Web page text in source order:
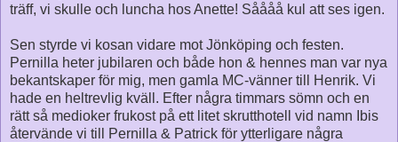
träff, vi skulle och luncha hos Anette! Såååå kul att ses igen.
Sen styrde vi kosan vidare mot Jönköping och festen.
Pernilla heter jubilaren och både hon & hennes man var nya
bekantskaper för mig, men gamla MC-vänner till Henrik. Vi
hade en heltrevlig kväll. Efter några timmars sömn och en
rätt så medioker frukost på ett litet skrutthotell vid namn Ibis
återvände vi till Pernilla & Patrick för ytterligare några